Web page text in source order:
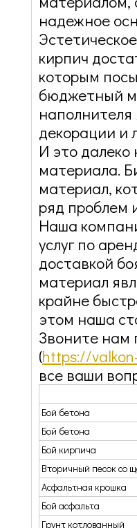
надежное
кирпич
которым
бюджетный
наполнителя
декорации и
И это далеко
материала.
материал,
ряд проблем
Наша
услуг по
доставкой
материал
крайне
этом наша
Звоните нам
(https://
все ваши
Бой бетона
Бой бетона
Бой кирпича
Вторичный песок со
Асфальтная крошка
Бой асфальта
Грунт котлованный